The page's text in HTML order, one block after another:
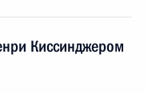
Киссинджером